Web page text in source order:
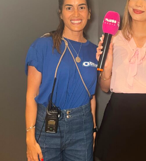
vanguardia de la industria automotriz
acercando una marca icónica que
sin perder la esencia que la convirtió